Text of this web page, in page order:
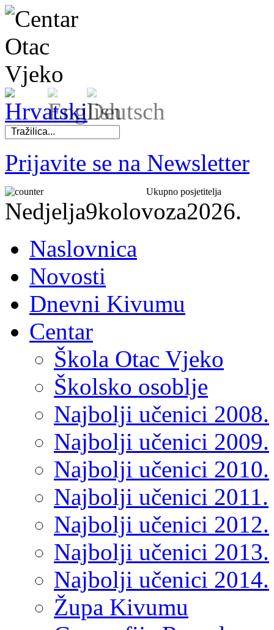
Prijavite se na Newsletter
Ukupno posjetitelja
Nedjelja9kolovoza2026.
Naslovnica
Novosti
Dnevni Kivumu
Centar
Škola Otac Vjeko
Školsko osoblje
Najbolji učenici 2008.
Najbolji učenici 2009.
Najbolji učenici 2010.
Najbolji učenici 2011.
Najbolji učenici 2012.
Najbolji učenici 2013.
Najbolji učenici 2014.
Župa Kivumu